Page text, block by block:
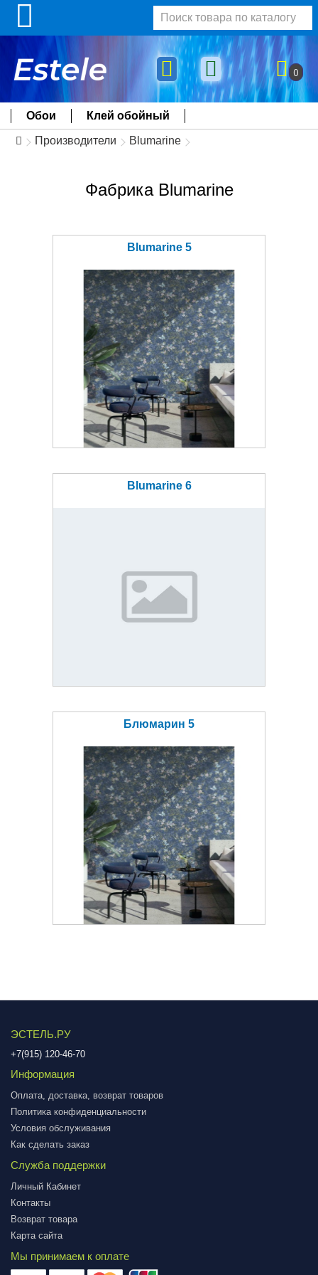
0
Обои Клей обойный
Производители Blumarine
Фабрика Blumarine
Blumarine 5
Blumarine 6
Блюмарин 5
ЭСТЕЛЬ.РУ
+7(915) 120-46-70
Информация
Оплата, доставка, возврат товаров
Политика конфиденциальности
Условия обслуживания
Как сделать заказ
Служба поддержки
Личный Кабинет
Контакты
Возврат товара
Карта сайта
Мы принимаем к оплате